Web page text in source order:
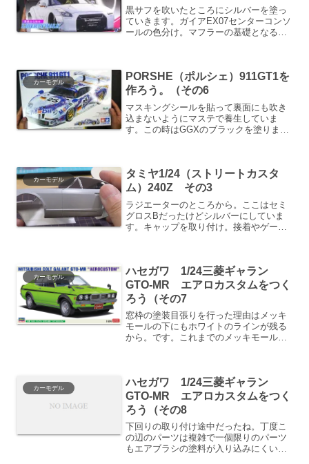
黒サフを吹いたところにシルバーを塗っ
ていきます。ガイアEX07センターコンソ
ールの色分け。マフラーの基礎となるシ
ました。他の部分では...
カーモデル
PORSHE（ポルシェ）911GT1を
作ろう。（その6
マスキングシールを貼って裏面にも吹き
込まないようにマステで養生していま
す。この時はGGXのブラックを塗りまし
了させてやりますよ。」水...
カーモデル
タミヤ1/24（ストリートカスタ
ム）240Z その3
ラジエーターのところから。ここはセミ
グロスBだったけどシルバーにしていま
す。キャップを取り付け。接着やゲート
す。ここもほぼ見えないので...
カーモデル
ハセガワ 1/24三菱ギャラン
GTO-MR エアロカスタムをつく
ろう（その7
窓枠の塗装目張りを行った理由はメッキ
モールの下にもホワイトのラインが残る
から。です。これまでのメッキモール直
いかないのです。マステを...
カーモデル
ハセガワ 1/24三菱ギャラン
GTO-MR エアロカスタムをつく
ろう（その8
下回りの取り付け途中だったね。丁度こ
の辺のパーツは複雑で一個限りのパーツ
もエアブラシの塗料が入り込みにくいと